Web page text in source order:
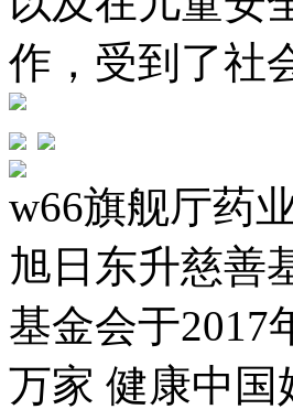
作，受到了
w66旗舰厅药
旭日东升慈善基
基金会于2017
万家 健康中国